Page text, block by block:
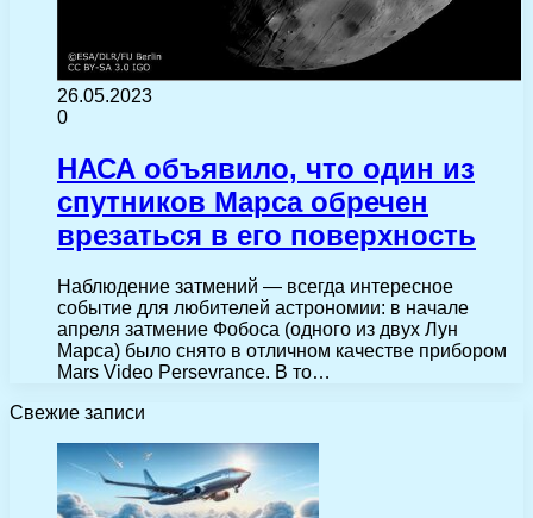
26.05.2023
0
НАСА объявило, что один из
спутников Марса обречен
врезаться в его поверхность
Наблюдение затмений — всегда интересное
событие для любителей астрономии: в начале
апреля затмение Фобоса (одного из двух Лун
Марса) было снято в отличном качестве прибором
Mars Video Persevrance. В то…
Свежие записи